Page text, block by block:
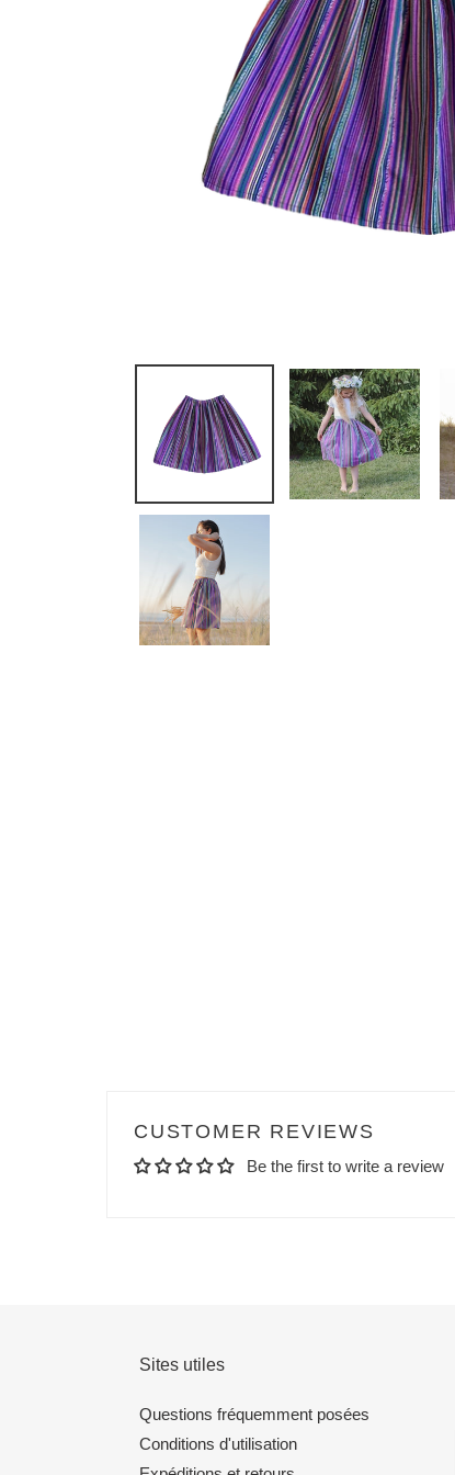
CUSTOMER REVIEWS
Be the first to write a review
Sites utiles
Questions fréquemment posées
Conditions d'utilisation